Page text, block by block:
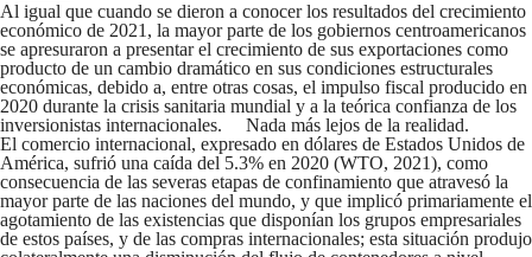
Al igual que cuando se dieron a conocer los resultados del crecimiento
económico de 2021, la mayor parte de los gobiernos centroamericanos
se apresuraron a presentar el crecimiento de sus exportaciones como
producto de un cambio dramático en sus condiciones estructurales
económicas, debido a, entre otras cosas, el impulso fiscal producido en
2020 durante la crisis sanitaria mundial y a la teórica confianza de los
inversionistas internacionales. Nada más lejos de la realidad.
El comercio internacional, expresado en dólares de Estados Unidos de
América, sufrió una caída del 5.3% en 2020 (WTO, 2021), como
consecuencia de las severas etapas de confinamiento que atravesó la
mayor parte de las naciones del mundo, y que implicó primariamente el
agotamiento de las existencias que disponían los grupos empresariales
de estos países, y de las compras internacionales; esta situación produjo